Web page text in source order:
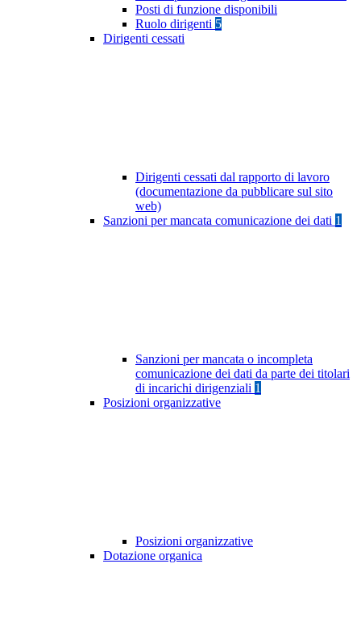
Posti di funzione disponibili
Ruolo dirigenti 5
Dirigenti cessati
Dirigenti cessati dal rapporto di lavoro
(documentazione da pubblicare sul sito
web)
Sanzioni per mancata comunicazione dei dati 1
Sanzioni per mancata o incompleta
comunicazione dei dati da parte dei titolari
di incarichi dirigenziali 1
Posizioni organizzative
Posizioni organizzative
Dotazione organica